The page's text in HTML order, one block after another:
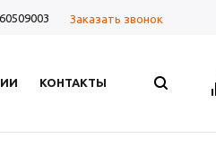
Заказать звонок
КОНТАКТЫ